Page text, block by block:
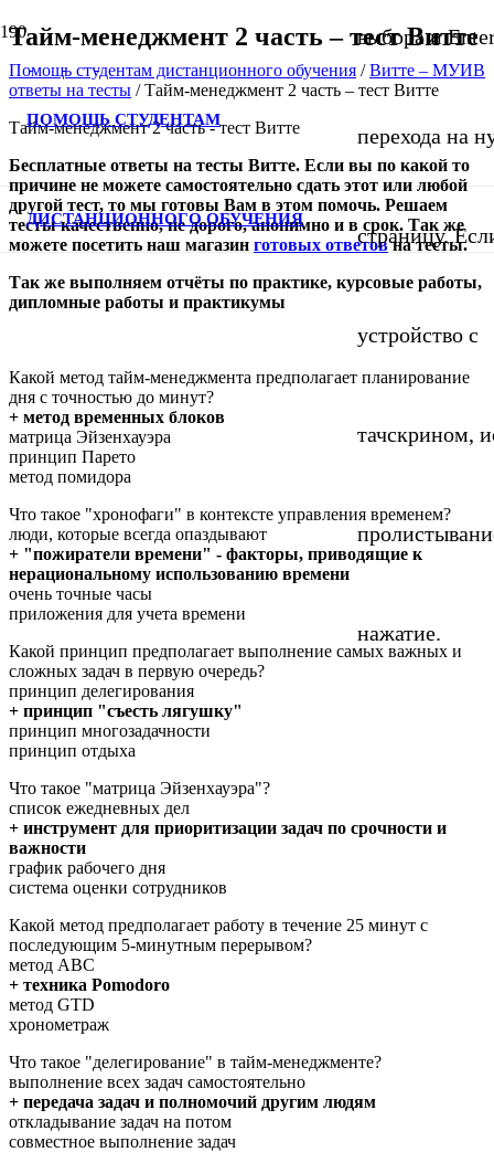
ПОМОЩЬ СТУДЕНТАМ
ДИСТАНЦИОННОГО ОБУЧЕНИЯ
выбора и
перехода на
страницу.
устройство с
тачскрином,
нажатие.
Тайм-менеджмент 2 часть – тест Витте
Помощь студентам дистанционного обучения /Витте – МУИВ
ответы на тесты /Тайм-менеджмент 2 часть – тест Витте
Тайм-менеджмент 2 часть - тест Витте
Бесплатные ответы на тесты Витте. Если вы по какой то
причине не можете самостоятельно сдать этот или любой
другой тест, то мы готовы Вам в этом помочь. Решаем
тесты качественно, не дорого, анонимно и в срок. Так же
можете посетить наш магазин готовых ответовна тесты.
Так же выполняем отчёты по практике, курсовые работы,
дипломные работы и практикумы
Какой метод тайм-менеджмента предполагает планирование
дня с точностью до минут?
+ метод временных блоков
матрица Эйзенхауэра
принцип Парето
метод помидора
Что такое "хронофаги" в контексте управления временем?
люди, которые всегда опаздывают
+ "пожиратели времени" - факторы, приводящие к
нерациональному использованию времени
очень точные часы
приложения для учета времени
Какой принцип предполагает выполнение самых важных и
сложных задач в первую очередь?
принцип делегирования
+ принцип "съесть лягушку"
принцип многозадачности
принцип отдыха
Что такое "матрица Эйзенхауэра"?
список ежедневных дел
+ инструмент для приоритизации задач по срочности и
важности
график рабочего дня
система оценки сотрудников
Какой метод предполагает работу в течение 25 минут с
последующим 5-минутным перерывом?
метод АВС
+ техника Pomodoro
метод GTD
хронометраж
Что такое "делегирование" в тайм-менеджменте?
выполнение всех задач самостоятельно
+ передача задач и полномочий другим людям
откладывание задач на потом
совместное выполнение задач